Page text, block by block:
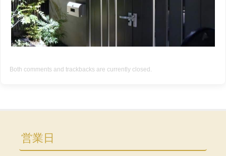
Both comments and trackbacks are currently closed.
営業日